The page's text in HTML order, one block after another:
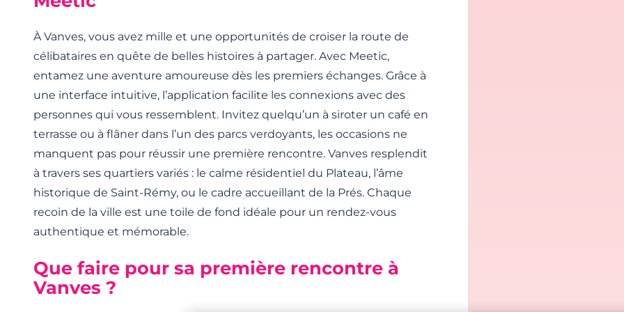
À Vanves, vous avez mille et une opportunités de croiser la route de
célibataires en quête de belles histoires à partager. Avec Meetic,
entamez une aventure amoureuse dès les premiers échanges. Grâce à
une interface intuitive, l’application facilite les connexions avec des
personnes qui vous ressemblent. Invitez quelqu’un à siroter un café en
terrasse ou à flâner dans l’un des parcs verdoyants, les occasions ne
manquent pas pour réussir une première rencontre. Vanves resplendit
à travers ses quartiers variés : le calme résidentiel du Plateau, l’âme
historique de Saint-Rémy, ou le cadre accueillant de la Prés. Chaque
recoin de la ville est une toile de fond idéale pour un rendez-vous
authentique et mémorable.
Que faire pour sa première rencontre à
Vanves ?